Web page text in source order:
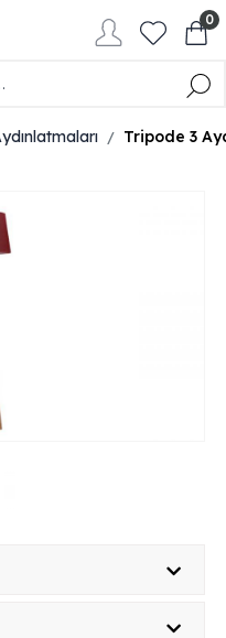
Giriş Yap / Üye Ol 0
Tripode 3